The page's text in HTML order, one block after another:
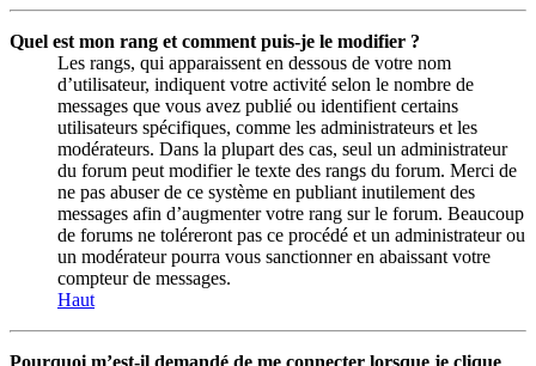
Quel est mon rang et comment puis-je le modifier ?
Les rangs, qui apparaissent en dessous de votre nom
d’utilisateur, indiquent votre activité selon le nombre de
messages que vous avez publié ou identifient certains
utilisateurs spécifiques, comme les administrateurs et les
modérateurs. Dans la plupart des cas, seul un administrateur
du forum peut modifier le texte des rangs du forum. Merci de
ne pas abuser de ce système en publiant inutilement des
messages afin d’augmenter votre rang sur le forum. Beaucoup
de forums ne toléreront pas ce procédé et un administrateur ou
un modérateur pourra vous sanctionner en abaissant votre
compteur de messages.
Haut
Pourquoi m’est-il demandé de me connecter lorsque je clique